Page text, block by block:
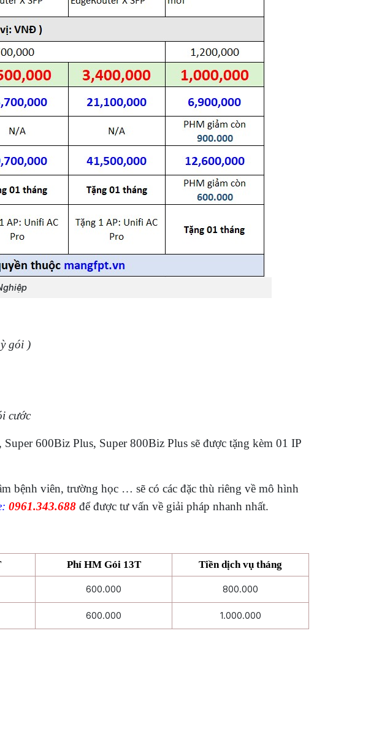
gói )
cước
600Biz Plus, Super 800Biz Plus sẽ được tặng kèm 01 IP
bệnh viên, trường học … sẽ có các đặc thù riêng về mô hình
0961.343.688 để được tư vấn về giải pháp nhanh nhất.
Phí HM Gói 13T Tiền dịch vụ tháng
600.000 800.000
600.000 1.000.000